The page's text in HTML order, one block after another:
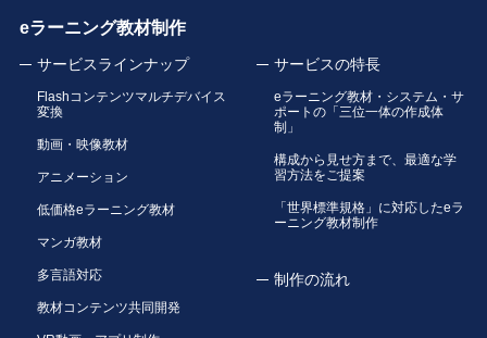
eラーニング教材制作
サービスラインナップ
Flashコンテンツマルチデバイス
変換
動画・映像教材
アニメーション
低価格eラーニング教材
マンガ教材
多言語対応
教材コンテンツ共同開発
サービスの特長
eラーニング教材・システム・サ
ポートの「三位一体の作成体
制」
構成から見せ方まで、最適な学
習方法をご提案
「世界標準規格」に対応したeラ
ーニング教材制作
制作の流れ